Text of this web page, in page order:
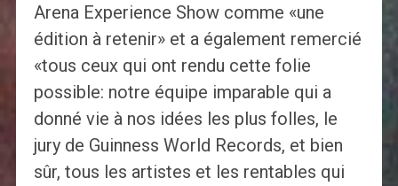
Arena Experience Show comme «une
édition à retenir» et a également remercié
«tous ceux qui ont rendu cette folie
possible: notre équipe imparable qui a
donné vie à nos idées les plus folles, le
jury de Guinness World Records, et bien
sûr, tous les artistes et les rentables qui